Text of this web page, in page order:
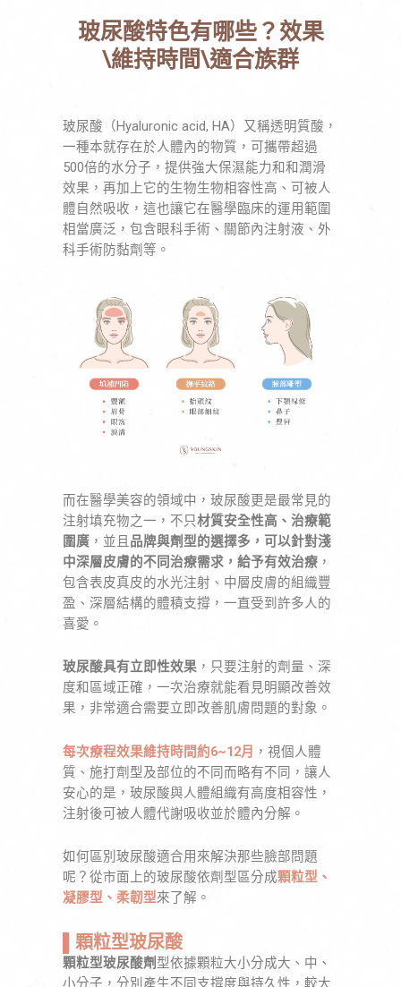
玻尿酸特色有哪些？效果
\維持時間\適合族群
玻尿酸（Hyaluronic acid, HA）又稱透明質酸，
一種本就存在於人體內的物質，可攜帶超過
500倍的水分子，提供強大保濕能力和和潤滑
效果，再加上它的生物生物相容性高、可被人
體自然吸收，這也讓它在醫學臨床的運用範圍
相當廣泛，包含眼科手術、關節內注射液、外
科手術防黏劑等。
而在醫學美容的領域中，玻尿酸更是最常見的
注射填充物之一，不只材質安全性高、治療範
圍廣 ，並且 品牌與劑型的選擇多，可以針對淺
中深層皮膚的不同治療需求，給予有效治療 ，
包含表皮真皮的水光注射、中層皮膚的組織豐
盈、深層結構的體積支撐，一直受到許多人的
喜愛。
玻尿酸具有立即性效果 ，只要注射的劑量、深
度和區域正確，一次治療就能看見明顯改善效
果，非常適合需要立即改善肌膚問題的對象。
每次療程效果維持時間約6~12月 ，視個人體
質、施打劑型及部位的不同而略有不同，讓人
安心的是，玻尿酸與人體組織有高度相容性，
注射後可被人體代謝吸收並於體內分解。
如何區別玻尿酸適合用來解決那些臉部問題
呢？從市面上的玻尿酸依劑型區分成顆粒型、
凝膠型、柔韌型來了解。
▌顆粒型玻尿酸
顆粒型玻尿酸劑 型依據顆粒大小分成大、中、
小分子，分別產生不同支撐度與持久性，較大